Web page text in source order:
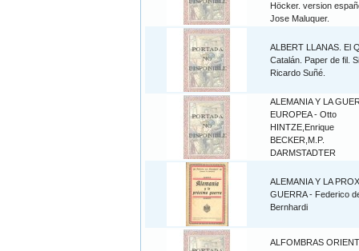
Höcker. version
Jose Maluquer.
ALBERT LLANAS. El
Catalán. Paper de fil.
Ricardo Suñé.
ALEMANIA Y LA
EUROPEA - Otto
HINTZE,Enrique
BECKER,M.P.
DARMSTADTER
ALEMANIA Y LA
GUERRA - Federico
Bernhardi
ALFOMBRAS